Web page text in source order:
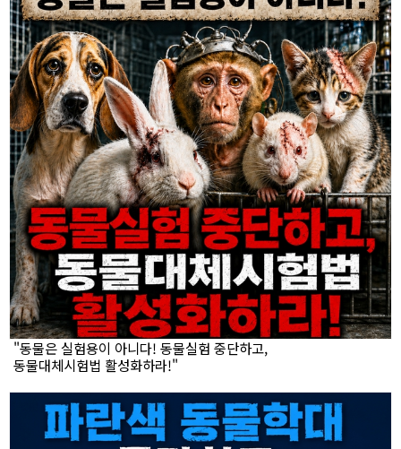
"동물은 실험용이 아니다! 동물실험 중단하고,
동물대체시험법 활성화하라!"